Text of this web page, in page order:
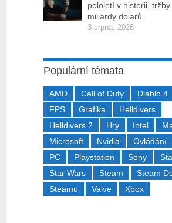
pololetí v historii, tržby
miliardy dolarů
3 srpna, 2026
Populární témata
AMD Call of Duty Diablo 4
FPS
Grafika
Helldivers
Helldivers 2
Hry Intel
Microsoft
Nvidia Ovládání
PC
Playstation Sony
Star Wars
Steam
Steam
Steamu
Valve Xbox